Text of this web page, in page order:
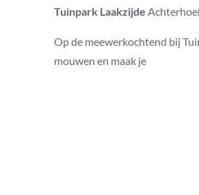
Tuinpark Laakzijde
Op de meewerkochtend bij
mouwen en maak je